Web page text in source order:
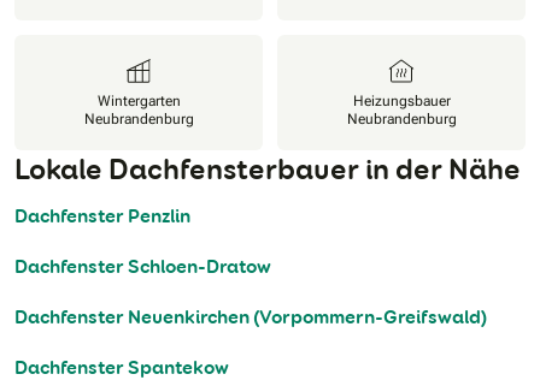
Wintergarten
Neubrandenburg
Heizungsbauer
Neubrandenburg
Lokale Dachfensterbauer in der Nähe
Dachfenster Penzlin
Dachfenster Schloen-Dratow
Dachfenster Neuenkirchen (Vorpommern-Greifswald)
Dachfenster Spantekow